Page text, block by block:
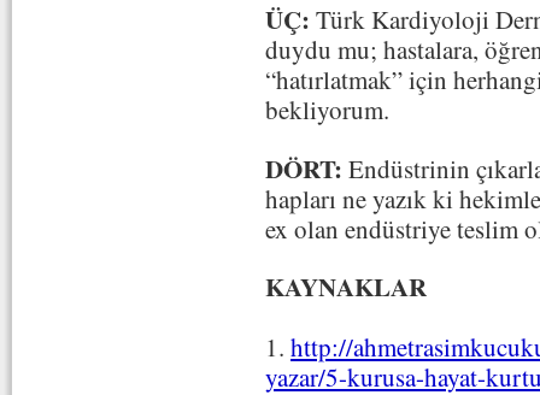
ÜÇ: Türk Kardiyoloji
duydu mu; hastalara,
“hatırlatmak” için
bekliyorum.
DÖRT: Endüstrinin
hapları ne yazık ki
ex olan endüstriye teslim
KAYNAKLAR
1. http://
yazar/5-kurusa-hayat-